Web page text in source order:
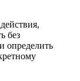
без
определить